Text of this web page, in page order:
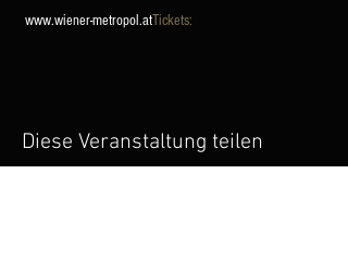
www.wiener-metropol.atTickets:
Diese Veranstaltung teilen